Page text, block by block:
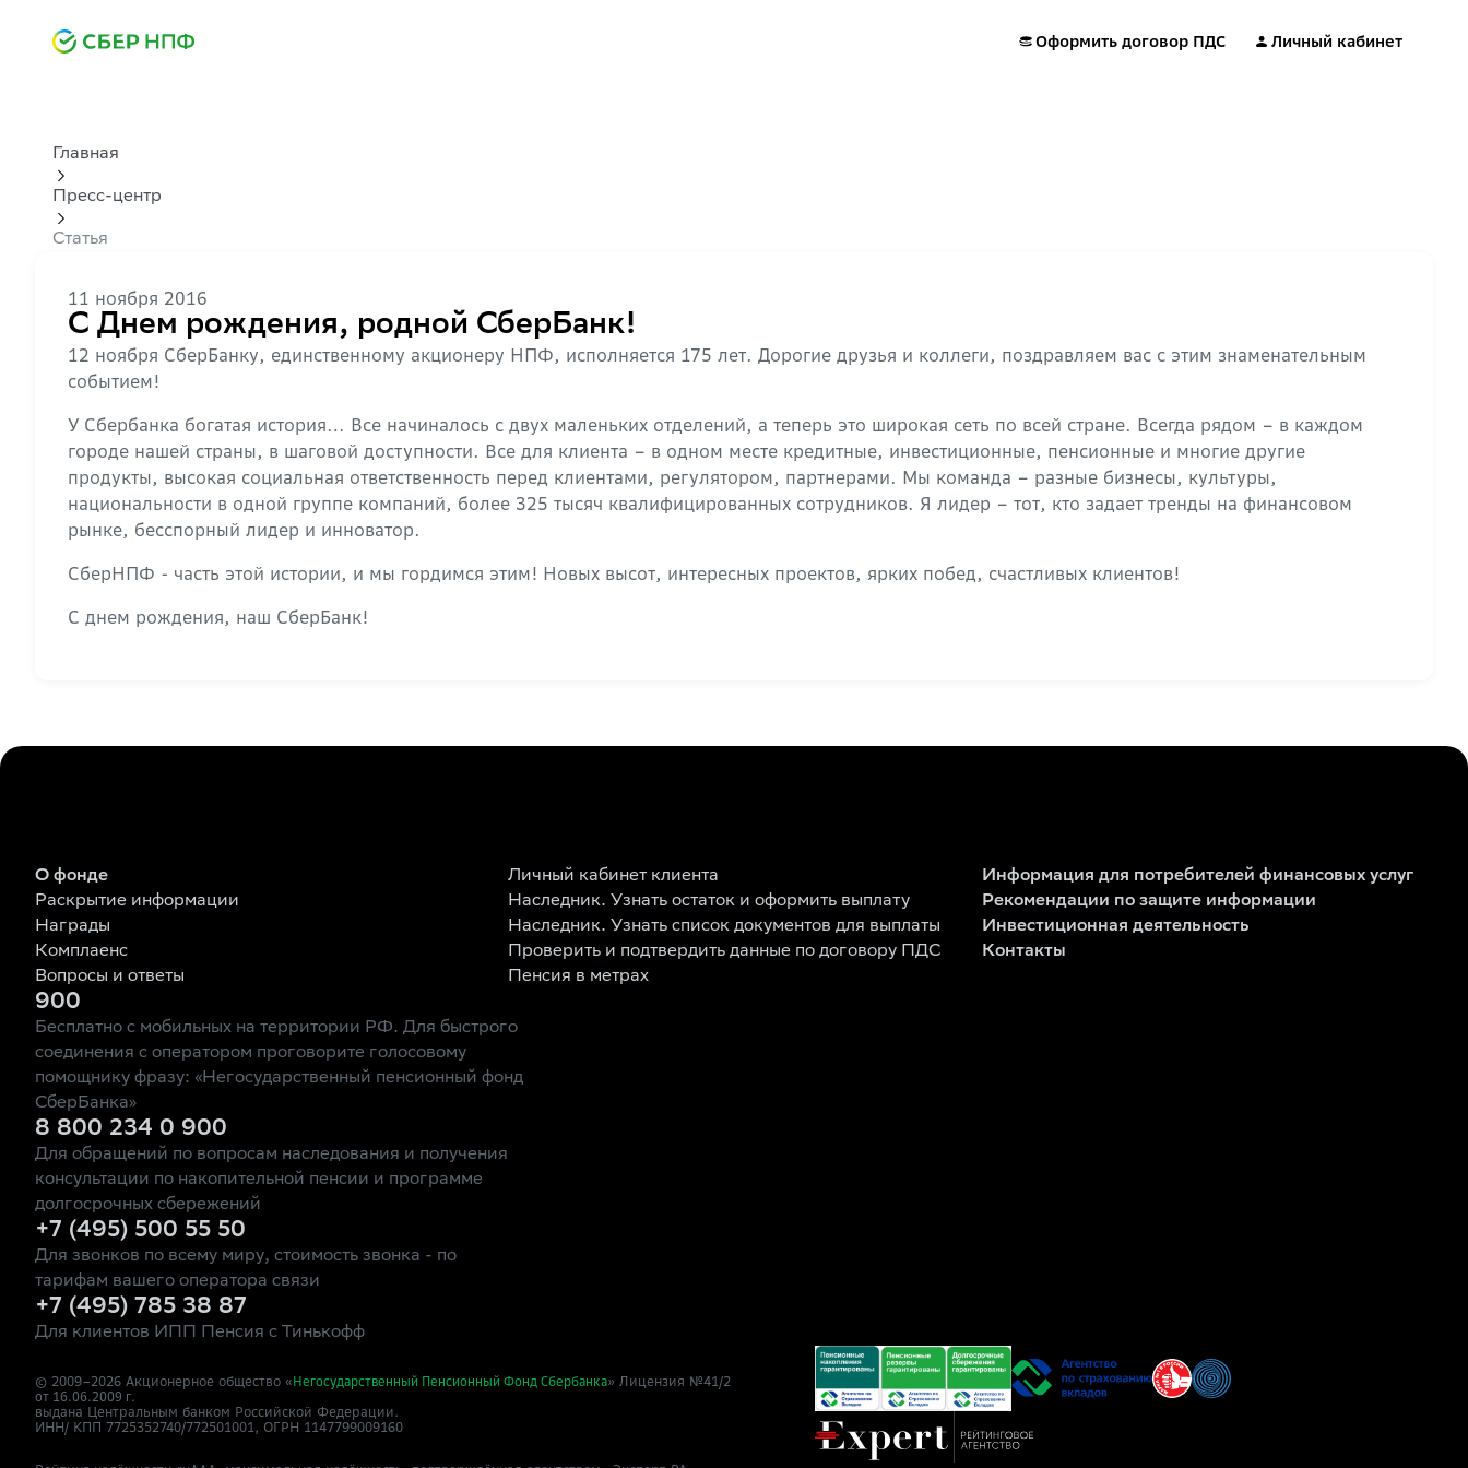
Оформить договор ПДС Личный кабинет
Главная
Пресс-центр
Статья
11 ноября 2016
С Днем рождения, родной СберБанк!
12 ноября СберБанку, единственному акционеру НПФ, исполняется 175 лет. Дорогие друзья и коллеги, поздравляем вас с этим знаменательным
событием!
У Сбербанка богатая история… Все начиналось с двух маленьких отделений, а теперь это широкая сеть по всей стране. Всегда рядом – в каждом
городе нашей страны, в шаговой доступности. Все для клиента – в одном месте кредитные, инвестиционные, пенсионные и многие другие
продукты, высокая социальная ответственность перед клиентами, регулятором, партнерами. Мы команда – разные бизнесы, культуры,
национальности в одной группе компаний, более 325 тысяч квалифицированных сотрудников. Я лидер – тот, кто задает тренды на финансовом
рынке, бесспорный лидер и инноватор.
СберНПФ - часть этой истории, и мы гордимся этим! Новых высот, интересных проектов, ярких побед, счастливых клиентов!
С днем рождения, наш СберБанк!
О фонде
Раскрытие информации
Награды
Комплаенс
Вопросы и ответы
Личный кабинет клиента
Наследник. Узнать остаток и оформить выплату
Наследник. Узнать список документов для выплаты
Проверить и подтвердить данные по договору ПДС
Пенсия в метрах
Информация для потребителей финансовых услуг
Рекомендации по защите информации
Инвестиционная деятельность
Контакты
900
Бесплатно с мобильных на территории РФ. Для быстрого
соединения с оператором проговорите голосовому
помощнику фразу: «Негосударственный пенсионный фонд
СберБанка»
8 800 234 0 900
Для обращений по вопросам наследования и получения
консультации по накопительной пенсии и программе
долгосрочных сбережений
+7 (495) 500 55 50
Для звонков по всему миру, стоимость звонка - по
тарифам вашего оператора связи
+7 (495) 785 38 87
Для клиентов ИПП Пенсия с Тинькофф
© 2009–2026 Акционерное общество «Негосударственный Пенсионный Фонд Сбербанка» Лицензия №41/2
от 16.06.2009 г.
выдана Центральным банком Российской Федерации.
ИНН/ КПП 7725352740/772501001, ОГРН 1147799009160